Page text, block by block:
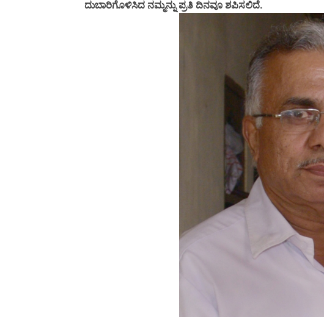
ದುಬಾರಿಗೊಳಿಸಿದ ನಮ್ಮನ್ನು ಪ್ರತಿ ದಿನವೂ ಶಪಿಸಲಿದೆ.